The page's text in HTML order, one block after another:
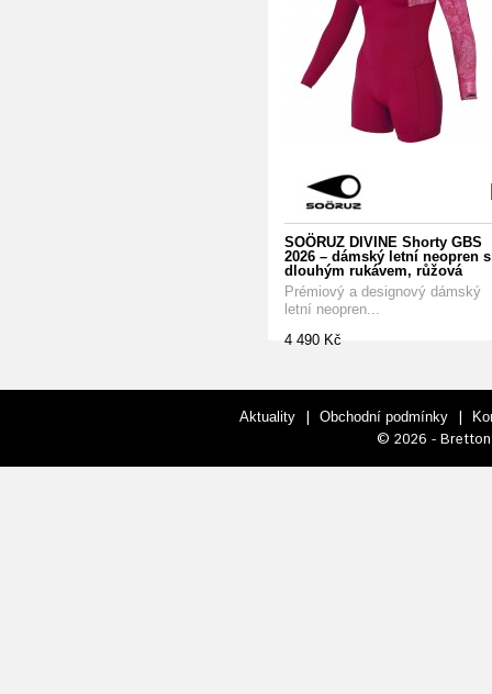
SOÖRUZ DIVINE Shorty GBS
2026 – dámský letní neopren s
dlouhým rukávem, růžová
Prémiový a designový dámský
letní neopren...
4 490 Kč
Aktuality | Obchodní podmínky |
© 2026 - Bretton